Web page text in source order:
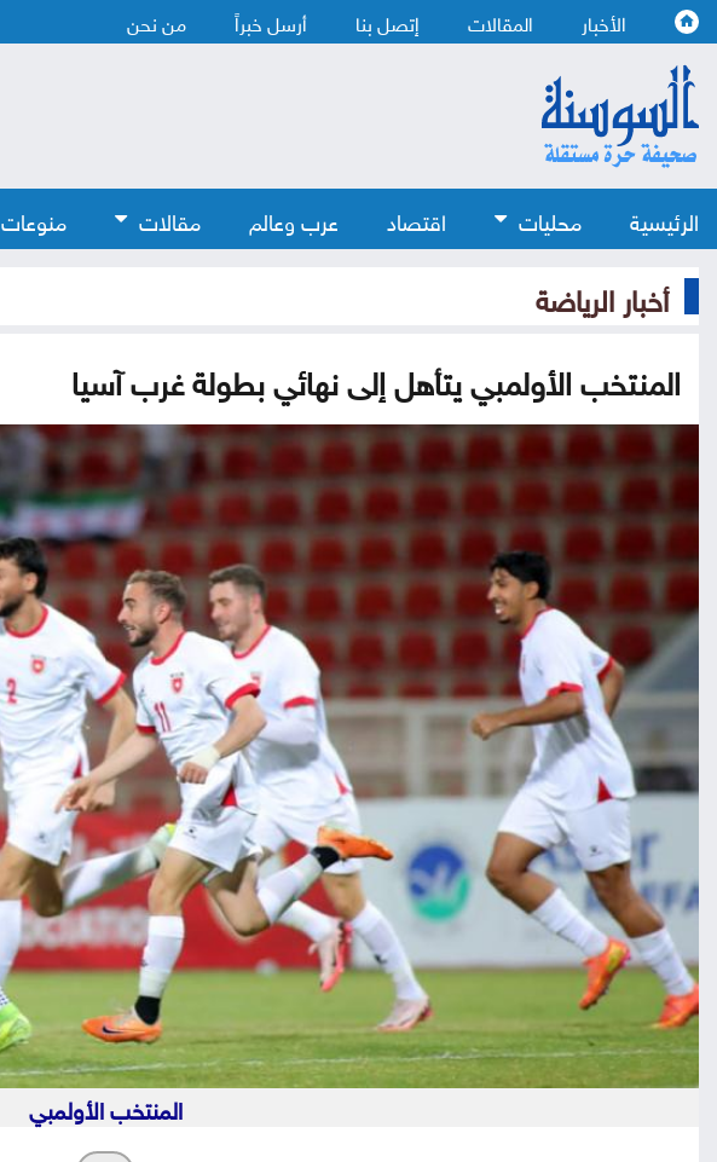
الأخبار المقالات إتصل بنا أرسل خبراً من نحن
الرئيسية محليات اقتصاد عرب وعالم مقالات منوعات
أخبار الرياضة
المنتخب الأولمبي يتأهل إلى نهائي بطولة غرب آسيا
المنتخب الأولمبي